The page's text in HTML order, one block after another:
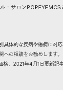
・サロンPOPEYEMCS
体的な疾病や傷病に対応
の相談をお勧めします。
、2021年4月1日更新記